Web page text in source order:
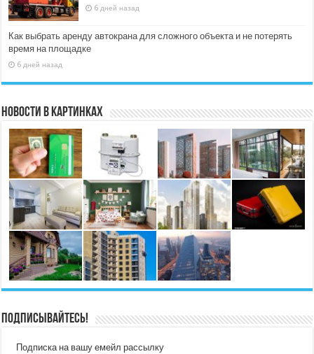
6 дней назад
Как выбрать аренду автокрана для сложного объекта и не потерять
время на площадке
6 дней назад
Новости в картинках
Подписывайтесь!
Подписка на вашу емейл рассылку